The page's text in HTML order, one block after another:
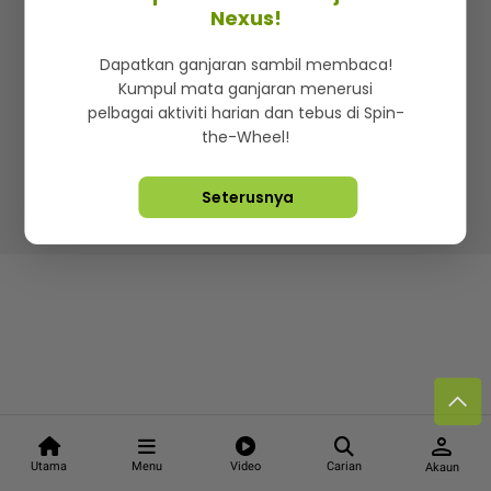
Utama Menu Video Carian
person
Akaun
Iklan di SMG360
Terma & Syarat Dasar Privasi
Lebih hot, viral dan sensasi
Hakcipta Terpelihara ©2026. Star Media Group Berhad
Nexus!
Dapatkan ganjaran sambil membaca!
Kumpul mata ganjaran menerusi
pelbagai aktiviti harian dan tebus di Spin-
the-Wheel!
Seterusnya